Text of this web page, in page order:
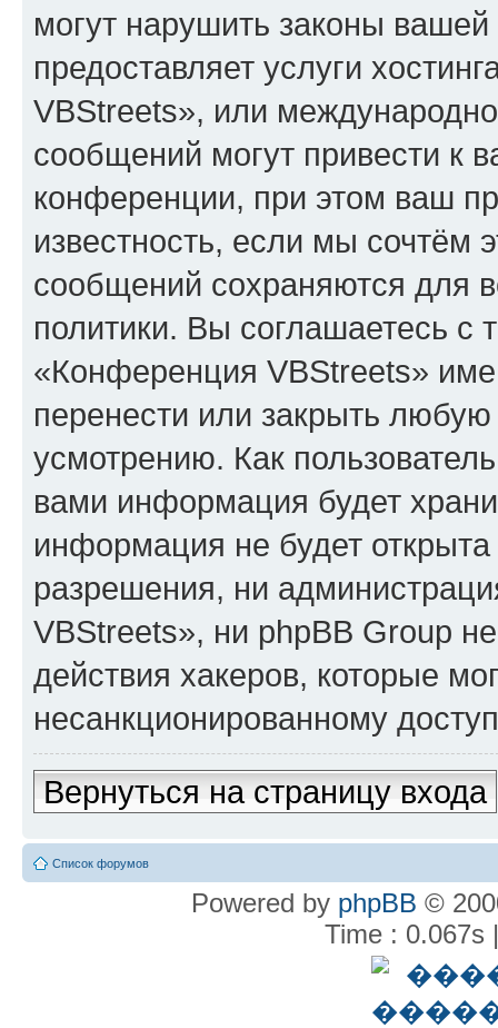
могут нарушить законы
предоставляет услуги
VBStreets», или
сообщений могут привести к
конференции, при этом ваш
известность, если мы сочтём
сообщений сохраняются для
политики. Вы соглашаетесь
«Конференция VBStreets»
перенести или закрыть
усмотрению. Как
вами информация будет
информация не будет
разрешения, ни
VBStreets», ни phpBB Group
действия хакеров, которые
несанкционированному
Вернуться на страницу входа
Список форумов
Powered by phpBB ©
Time : 0.067s